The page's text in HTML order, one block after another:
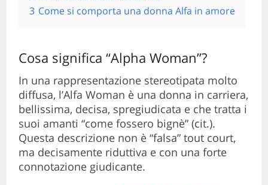
3 Come si comporta una donna Alfa in amore
Cosa significa “Alpha Woman”?
In una rappresentazione stereotipata molto
diffusa, l’Alfa Woman è una donna in carriera,
bellissima, decisa, spregiudicata e che tratta i
suoi amanti “come fossero bignè” (cit.).
Questa descrizione non è “falsa” tout court,
ma decisamente riduttiva e con una forte
connotazione giudicante.